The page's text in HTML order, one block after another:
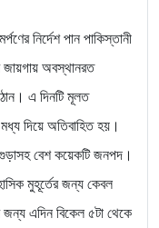
নির্দেশ পান পাকিস্তানী
জায়গায় অবস্থানরত
এ দিনটি মূলত
মধ্য দিয়ে অতিবাহিত হয়।
বেশ কয়েকটি জনপদ।
মুহূর্তের জন্য কেবল
জন্য এদিন বিকেল ৫টা থেকে